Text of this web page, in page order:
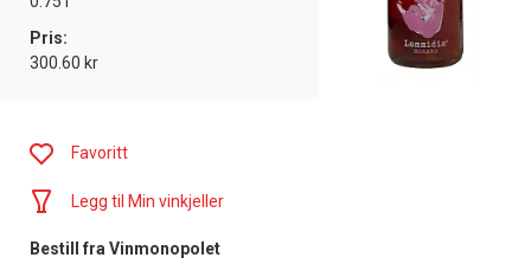
Pris:
300.60 kr
Favoritt
Legg til Min vinkjeller
Bestill fra Vinmonopolet